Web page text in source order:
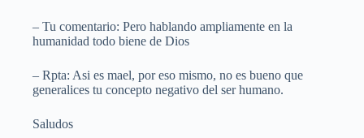
– Tu comentario: Pero hablando ampliamente en la
humanidad todo biene de Dios
– Rpta: Asi es mael, por eso mismo, no es bueno que
generalices tu concepto negativo del ser humano.
Saludos